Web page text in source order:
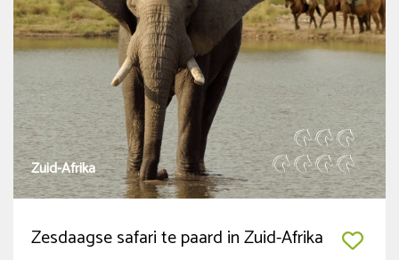
Ruiterniveau
Beginner
Gevorderde beginner
(14)
Gevorderde Ruiter
(42)
Zeer gevorderde Ruiter
(42)
Zuid-Afrika
Zesdaagse safari te paard in Zuid-Afrika